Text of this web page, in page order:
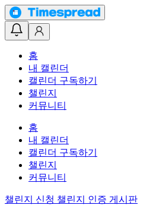
홈
내 캘린더
캘린더 구독하기
챌린지
커뮤니티
홈
내 캘린더
캘린더 구독하기
챌린지
커뮤니티
챌린지 신청 챌린지 인증 게시판